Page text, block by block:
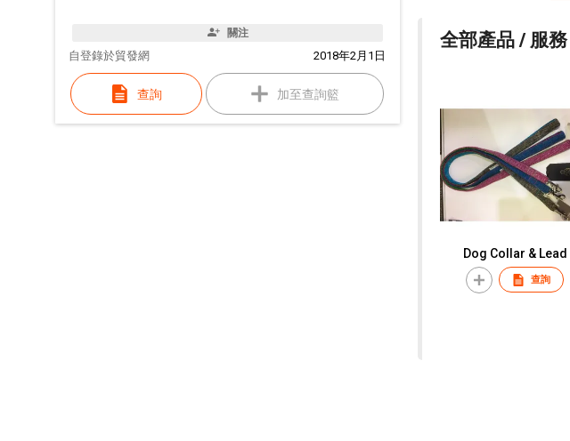
關注
自 2018年2月1日
登錄於貿發網
查詢 加至查詢籃
全部產品 / 服務
Dog Collar & Lead
查詢